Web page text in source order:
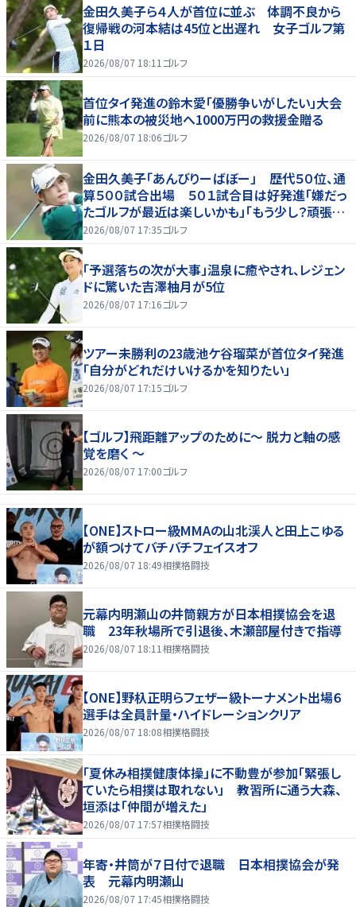
金田久美子ら４人が首位に並ぶ 体調不良から
復帰戦の河本結は45位と出遅れ 女子ゴルフ第
１日
2026/08/07 18:11 ゴルフ
首位タイ発進の鈴木愛「優勝争いがしたい」大会
前に熊本の被災地へ1000万円の救援金贈る
2026/08/07 18:06ゴルフ
金田久美子「あんびりーばぼー」 歴代５０位、通
算５００試合出場 ５０１試合目は好発進「嫌だっ
たゴルフが最近は楽しいかも」「もう少し？頑張り
たいな」
2026/08/07 17:35ゴルフ
「予選落ちの次が大事」温泉に癒やされ、レジェン
ドに驚いた吉澤柚月が5位
2026/08/07 17:16ゴルフ
ツアー未勝利の23歳池ケ谷瑠菜が首位タイ発進
「自分がどれだけいけるかを知りたい」
2026/08/07 17:15ゴルフ
【ゴルフ】飛距離アップのために～ 脱力と軸の感
覚を磨く ～
2026/08/07 17:00ゴルフ
【ONE】ストロー級MMAの山北渓人と田上こゆる
が額つけてバチバチフェイスオフ
2026/08/07 18:49相撲格闘技
元幕内明瀬山の井筒親方が日本相撲協会を退
職 23年秋場所で引退後、木瀬部屋付きで指導
2026/08/07 18:11 相撲格闘技
【ONE】野杁正明らフェザー級トーナメント出場６
選手は全員計量・ハイドレーションクリア
2026/08/07 18:08相撲格闘技
「夏休み相撲健康体操」に不動豊が参加「緊張し
ていたら相撲は取れない」 教習所に通う大森、
垣添は「仲間が増えた」
2026/08/07 17:57相撲格闘技
年寄・井筒が７日付で退職 日本相撲協会が発
表 元幕内明瀬山
2026/08/07 17:45相撲格闘技